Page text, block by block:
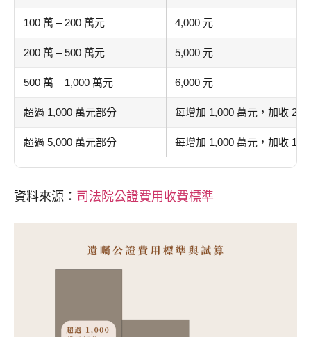
100 萬 – 200 萬元 4,000 元
200 萬 – 500 萬元 5,000 元
500 萬 – 1,000 萬元 6,000 元
超過 1,000 萬元部分 每增加 1,000 萬元，加收
超過 5,000 萬元部分 每增加 1,000 萬元，加收
資料來源： 司法院公證費用收費標準